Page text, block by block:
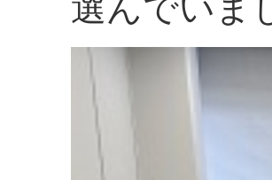
選んでいま